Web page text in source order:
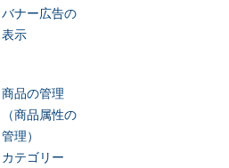
バナー広告の
表示
商品の管理
（商品属性の
管理）
カテゴリー